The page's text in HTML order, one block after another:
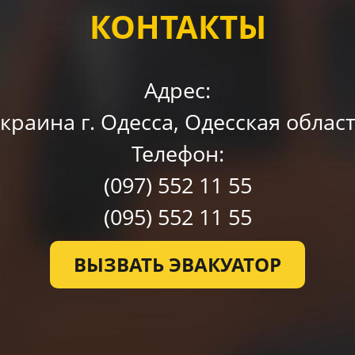
КОНТАКТЫ
Адрес:
г. Одессa, Одесская
Телефон:
(097) 552 11 55
(095) 552 11 55
ВЫЗВАТЬ ЭВАКУАТОР